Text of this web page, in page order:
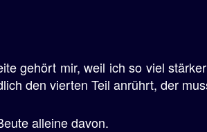
gehört mir, weil ich so viel
den vierten Teil anrührt, der
alleine davon.